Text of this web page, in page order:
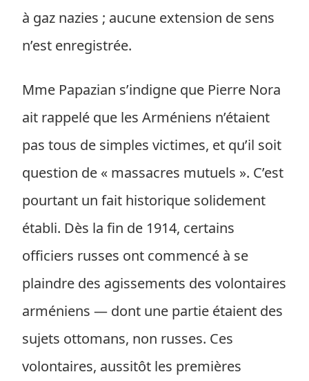
à gaz nazies ; aucune extension de sens
n’est enregistrée.
Mme Papazian s’indigne que Pierre Nora
ait rappelé que les Arméniens n’étaient
pas tous de simples victimes, et qu’il soit
question de « massacres mutuels ». C’est
pourtant un fait historique solidement
établi. Dès la fin de 1914, certains
officiers russes ont commencé à se
plaindre des agissements des volontaires
arméniens — dont une partie étaient des
sujets ottomans, non russes. Ces
volontaires, aussitôt les premières